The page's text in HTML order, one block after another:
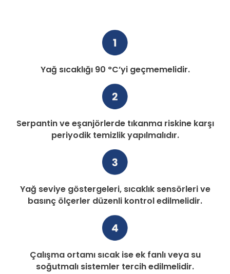
Yağ sıcaklığı 90 °C’yi geçmemelidir.
Serpantin ve eşanjörlerde tıkanma riskine karşı
periyodik temizlik yapılmalıdır.
Yağ seviye göstergeleri, sıcaklık sensörleri ve
basınç ölçerler düzenli kontrol edilmelidir.
Çalışma ortamı sıcak ise ek fanlı veya su
soğutmalı sistemler tercih edilmelidir.